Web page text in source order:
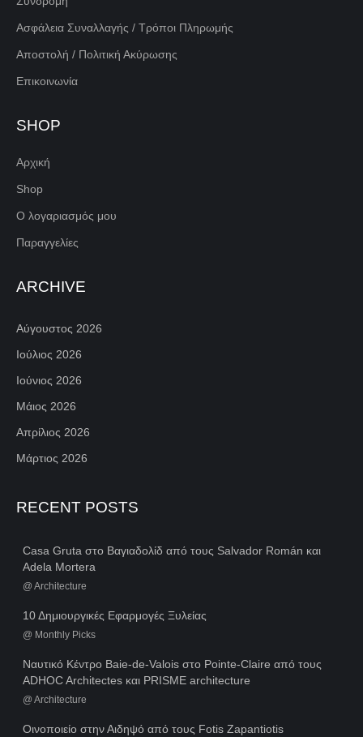
Ασφάλεια Συναλλαγής / Τρόποι Πληρωμής
Αποστολή / Πολιτική Ακύρωσης
Επικοινωνία
SHOP
Αρχική
Shop
Ο λογαριασμός μου
Παραγγελίες
ARCHIVE
Αύγουστος 2026
Ιούλιος 2026
Ιούνιος 2026
Μάιος 2026
Απρίλιος 2026
Μάρτιος 2026
RECENT POSTS
Casa Gruta στο Βαγιαδολίδ από τους Salvador Román και
Adela Mortera
@ Architecture
10 Δημιουργικές Εφαρμογές Ξυλείας
@ Monthly Picks
Ναυτικό Κέντρο Baie-de-Valois στο Pointe-Claire από τους
ADHOC Architectes και PRISME architecture
@ Architecture
Οινοποιείο στην Αιδηψό από τους Fotis Zapantiotis